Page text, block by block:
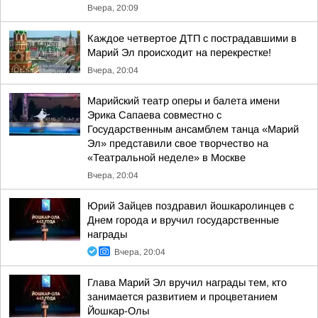
Вчера, 20:09
Каждое четвертое ДТП с пострадавшими в
Марий Эл происходит на перекрестке!
Вчера, 20:04
Марийский театр оперы и балета имени
Эрика Сапаева совместно с
Государственным ансамблем танца «Марий
Эл» представили свое творчество на
«Театральной неделе» в Москве
Вчера, 20:04
Юрий Зайцев поздравил йошкаролинцев с
Днем города и вручил государственные
награды
Вчера, 20:04
Глава Марий Эл вручил награды тем, кто
занимается развитием и процветанием
Йошкар-Олы